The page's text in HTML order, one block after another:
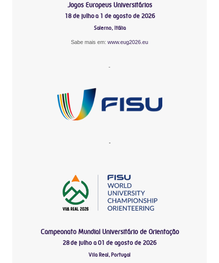
Jogos Europeus Universitários
18 de julho a 1 de agosto de 2026
Salerno, Itália
Sabe mais em: www.eug2026.eu
-
-
Campeonato Mundial Universitário de Orientação
28 de julho a 01 de agosto de 2026
Vila Real, Portugal